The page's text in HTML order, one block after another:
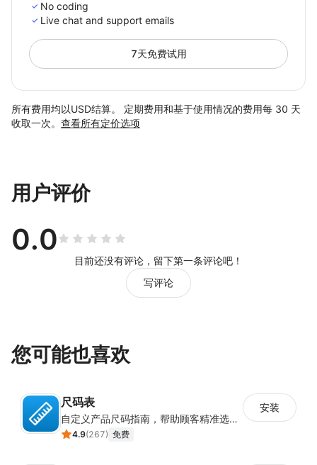
No coding
Live chat and support emails
7天免费试用
所有费用均以USD结算。 定期费用和基于使用情况的费用每 30 天
收取一次。 查看所有定价选项
用户评价
0.0
目前还没有评论，留下第一条评论吧！
写评论
您可能也喜欢
尺码表
自定义产品尺码指南，帮助顾客精准选择所需尺码
4.9(267) 免费
安装